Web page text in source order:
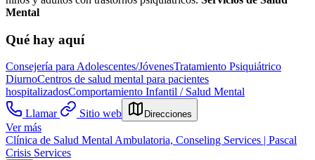
Mental
Qué hay aquí
Consejería para Adolescentes/JóvenesTratamiento Psiquiátrico
DiurnoCentros de salud mental para pacientes
hospitalizadosComportamiento Infantil / Salud Mental
Llamar
Sitio web Direcciones
Ver más
Clínica de Salud Mental Ambulatoria, Conseling Services | Pascal
Crisis Services